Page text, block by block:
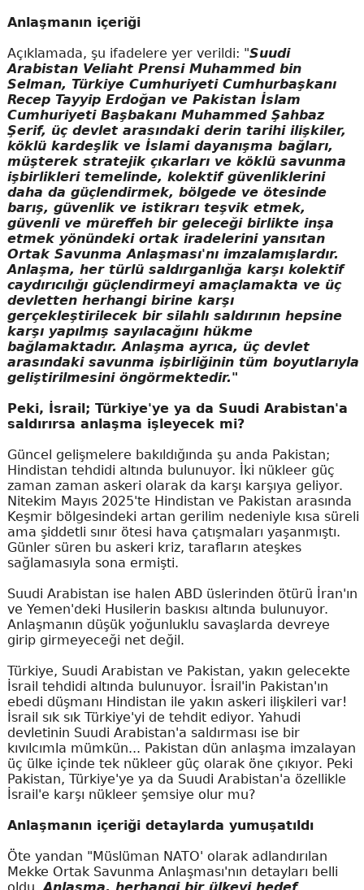
Anlaşmanın içeriği
Açıklamada, şu ifadelere yer verildi: "Suudi
Arabistan Veliaht Prensi Muhammed bin
Selman, Türkiye Cumhuriyeti Cumhurbaşkanı
Recep Tayyip Erdoğan ve Pakistan İslam
Cumhuriyeti Başbakanı Muhammed Şahbaz
Şerif, üç devlet arasındaki derin tarihi ilişkiler,
köklü kardeşlik ve İslami dayanışma bağları,
müşterek stratejik çıkarları ve köklü savunma
işbirlikleri temelinde, kolektif güvenliklerini
daha da güçlendirmek, bölgede ve ötesinde
barış, güvenlik ve istikrarı teşvik etmek,
güvenli ve müreffeh bir geleceği birlikte inşa
etmek yönündeki ortak iradelerini yansıtan
Ortak Savunma Anlaşması'nı imzalamışlardır.
Anlaşma, her türlü saldırganlığa karşı kolektif
caydırıcılığı güçlendirmeyi amaçlamakta ve üç
devletten herhangi birine karşı
gerçekleştirilecek bir silahlı saldırının hepsine
karşı yapılmış sayılacağını hükme
bağlamaktadır. Anlaşma ayrıca, üç devlet
arasındaki savunma işbirliğinin tüm boyutlarıyla
geliştirilmesini öngörmektedir."
Peki, İsrail; Türkiye'ye ya da Suudi Arabistan'a
saldırırsa anlaşma işleyecek mi?
Güncel gelişmelere bakıldığında şu anda Pakistan;
Hindistan tehdidi altında bulunuyor. İki nükleer güç
zaman zaman askeri olarak da karşı karşıya geliyor.
Nitekim Mayıs 2025'te Hindistan ve Pakistan arasında
Keşmir bölgesindeki artan gerilim nedeniyle kısa süreli
ama şiddetli sınır ötesi hava çatışmaları yaşanmıştı.
Günler süren bu askeri kriz, tarafların ateşkes
sağlamasıyla sona ermişti.
Suudi Arabistan ise halen ABD üslerinden ötürü İran'ın
ve Yemen'deki Husilerin baskısı altında bulunuyor.
Anlaşmanın düşük yoğunluklu savaşlarda devreye
girip girmeyeceği net değil.
Türkiye, Suudi Arabistan ve Pakistan, yakın gelecekte
İsrail tehdidi altında bulunuyor. İsrail'in Pakistan'ın
ebedi düşmanı Hindistan ile yakın askeri ilişkileri var!
İsrail sık sık Türkiye'yi de tehdit ediyor. Yahudi
devletinin Suudi Arabistan'a saldırması ise bir
kıvılcımla mümkün... Pakistan dün anlaşma imzalayan
üç ülke içinde tek nükleer güç olarak öne çıkıyor. Peki
Pakistan, Türkiye'ye ya da Suudi Arabistan'a özellikle
İsrail'e karşı nükleer şemsiye olur mu?
Anlaşmanın içeriği detaylarda yumuşatıldı
Öte yandan "Müslüman NATO' olarak adlandırılan
Mekke Ortak Savunma Anlaşması'nın detayları belli
oldu. Anlaşma, herhangi bir ülkeyi hedef